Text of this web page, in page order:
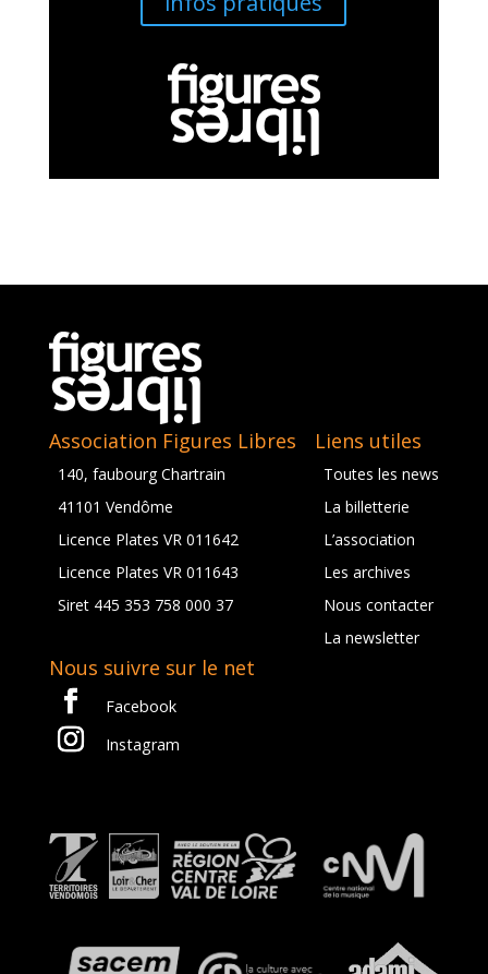
Association Figures Libres
140, faubourg Chartrain
41101 Vendôme
Licence Plates VR 011642
Licence Plates VR 011643
Siret 445 353 758 000 37
Liens utiles
Toutes les news
La billetterie
L’association
Les archives
Nous contacter
La newsletter
Nous suivre sur le net
Facebook
Instagram